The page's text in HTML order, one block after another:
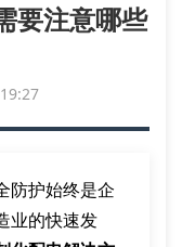
要注意哪些
防护始终是企
业的快速发